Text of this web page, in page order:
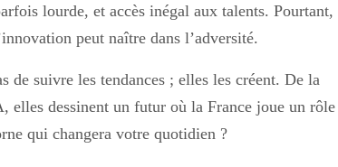
lourde, et accès inégal aux talents. Pourtant,
peut naître dans l’adversité.
de suivre les tendances ; elles les créent. De la
elles dessinent un futur où la France joue un rôle
qui changera votre quotidien ?